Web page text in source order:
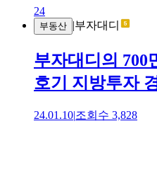
24
부동산 |부자대디
부자대디의 700
호기 지방투자
24.01.10|조회수 3,828